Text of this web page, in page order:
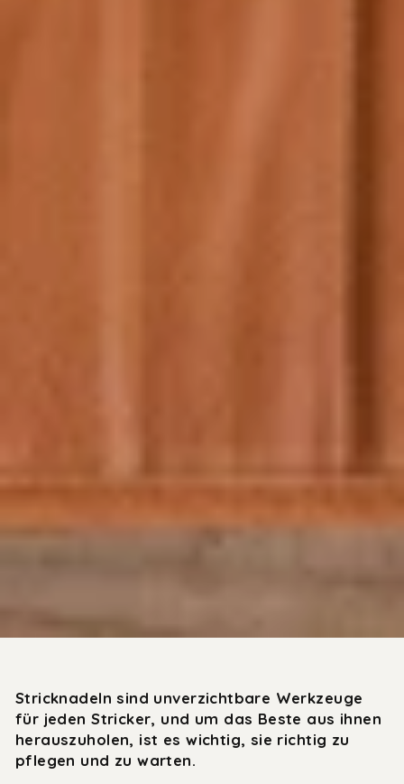
Stricknadeln sind unverzichtbare Werkzeuge
für jeden Stricker, und um das Beste aus ihnen
herauszuholen, ist es wichtig, sie richtig zu
pflegen und zu warten.